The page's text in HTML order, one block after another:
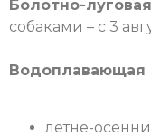
Болотно-
собаками – с 3
Водоплавающая
летне-